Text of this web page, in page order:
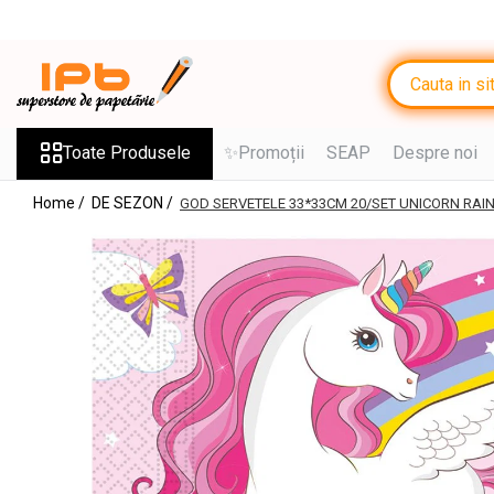
Toate Produsele
Ghiozdane, Rucsacuri, Trolere
Penare, Etuiuri, Necessaire
Caiete cu 2 sau mai multe
Caiete de Calitate
Blocuri de desen
Stilouri si Rollere cu Cerneala
Toate Produsele ✨Promoții SEAP Despre noi
Home / DE SEZON / GOD SERVETELE 33*33CM 20/SET UNICORN